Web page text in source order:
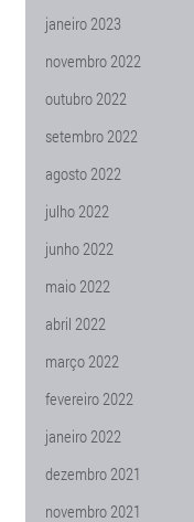
janeiro 2023
novembro 2022
outubro 2022
setembro 2022
agosto 2022
julho 2022
junho 2022
maio 2022
abril 2022
março 2022
fevereiro 2022
janeiro 2022
dezembro 2021
novembro 2021